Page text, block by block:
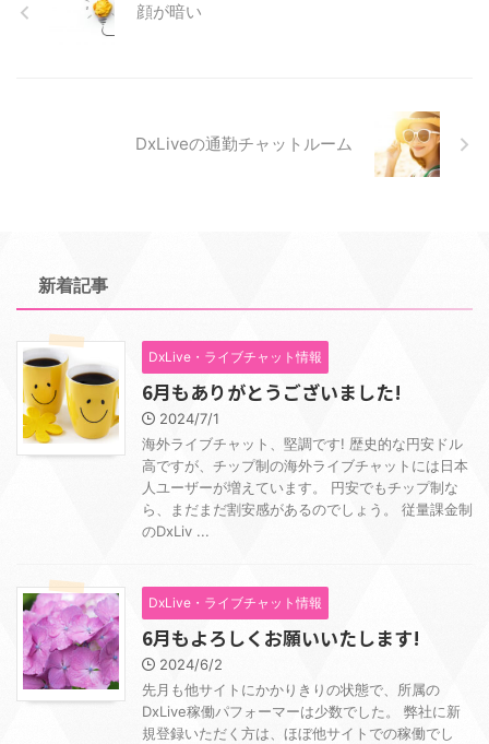
顔が暗い
DxLiveの通勤チャットルーム
新着記事
DxLive・ライブチャット情報
6月もありがとうございました!
2024/7/1
海外ライブチャット、堅調です! 歴史的な円安ドル
高ですが、チップ制の海外ライブチャットには日本
人ユーザーが増えています。 円安でもチップ制な
ら、まだまだ割安感があるのでしょう。 従量課金制
のDxLiv ...
DxLive・ライブチャット情報
6月もよろしくお願いいたします!
2024/6/2
先月も他サイトにかかりきりの状態で、所属の
DxLive稼働パフォーマーは少数でした。 弊社に新
規登録いただく方は、ほぼ他サイトでの稼働でし